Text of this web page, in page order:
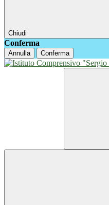
Chiudi
Conferma
Annulla Conferma